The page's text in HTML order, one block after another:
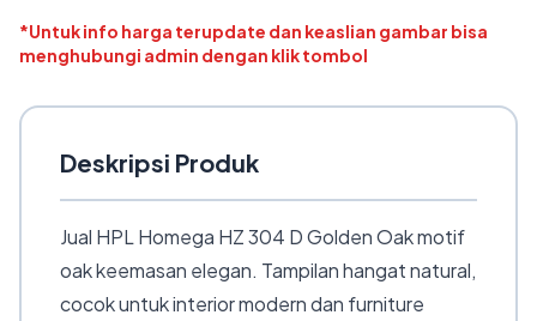
*Untuk info harga terupdate dan keaslian gambar bisa
menghubungi admin dengan klik tombol
Deskripsi Produk
Jual HPL Homega HZ 304 D Golden Oak motif
oak keemasan elegan. Tampilan hangat natural,
cocok untuk interior modern dan furniture